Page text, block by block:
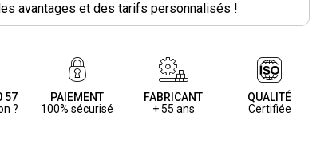
avantages et des tarifs personnalisés !
57
?
PAIEMENT
100% sécurisé
FABRICANT
+ 55 ans
QUALITÉ
Certifiée